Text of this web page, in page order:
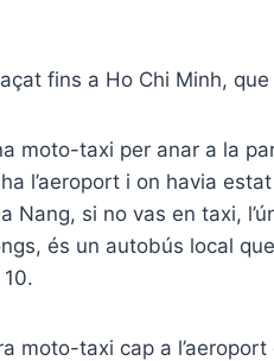
fins a Ho Chi Minh,
moto-taxi per anar a la
l’aeroport i on havia
Nang, si no vas en taxi,
és un autobús local
moto-taxi cap a